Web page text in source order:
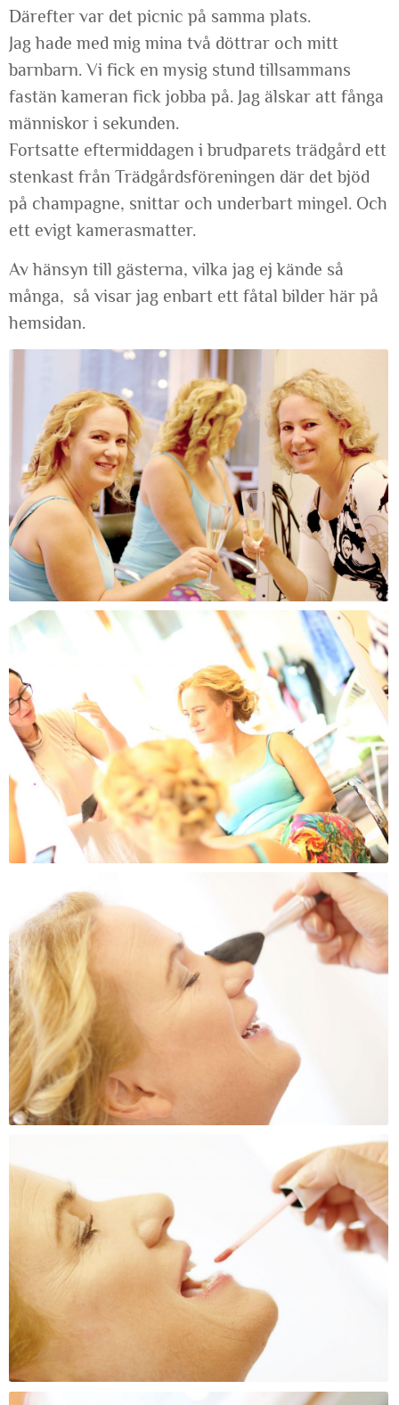
Därefter var det picnic på samma plats.
Jag hade med mig mina två döttrar och mitt
barnbarn. Vi fick en mysig stund tillsammans
fastän kameran fick jobba på. Jag älskar att fånga
människor i sekunden.
Fortsatte eftermiddagen i brudparets trädgård ett
stenkast från Trädgårdsföreningen där det bjöd
på champagne, snittar och underbart mingel. Och
ett evigt kamerasmatter.
Av hänsyn till gästerna, vilka jag ej kände så
många, så visar jag enbart ett fåtal bilder här på
hemsidan.